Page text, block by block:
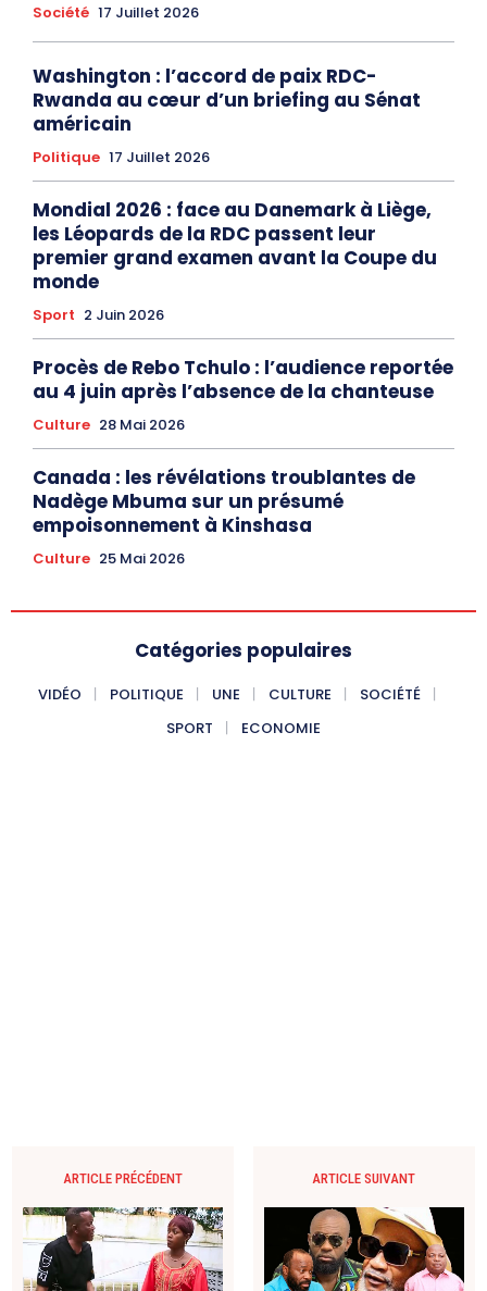
Société 17 Juillet 2026
Washington : l’accord de paix RDC-
Rwanda au cœur d’un briefing au Sénat
américain
Politique 17 Juillet 2026
Mondial 2026 : face au Danemark à Liège,
les Léopards de la RDC passent leur
premier grand examen avant la Coupe du
monde
Sport 2 Juin 2026
Procès de Rebo Tchulo : l’audience reportée
au 4 juin après l’absence de la chanteuse
Culture 28 Mai 2026
Canada : les révélations troublantes de
Nadège Mbuma sur un présumé
empoisonnement à Kinshasa
Culture 25 Mai 2026
Catégories populaires
VIDÉO POLITIQUE UNE CULTURE
SOCIÉTÉ
SPORT
ECONOMIE
ARTICLE PRÉCÉDENT ARTICLE SUIVANT